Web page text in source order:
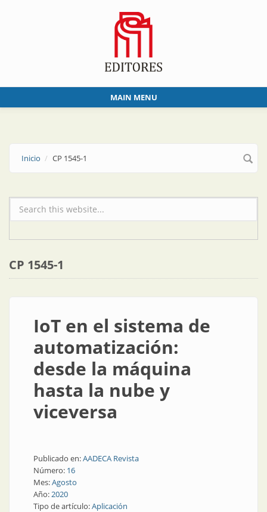
MAIN MENU
Inicio CP 1545-1
Formulario de búsqueda
CP 1545-1
IoT en el sistema de
automatización:
desde la máquina
hasta la nube y
viceversa
Publicado en:AADECA Revista
Número: 16
Mes:Agosto
Año:2020
Tipo de artículo:Aplicación